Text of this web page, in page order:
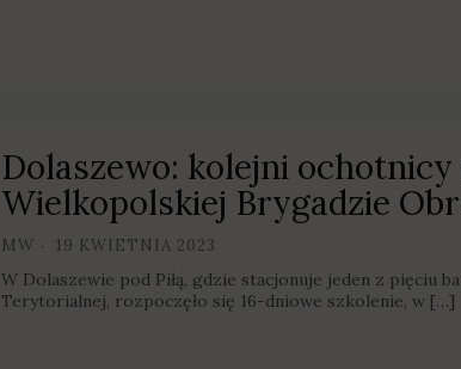
Dolaszewo: kolejni
Wielkopolskiej Brygadzie
MW 19 KWIETNIA 2023
W Dolaszewie pod Piłą, gdzie stacjonuje jeden z pięciu
Terytorialnej, rozpoczęło się 16-dniowe szkolenie, w […]